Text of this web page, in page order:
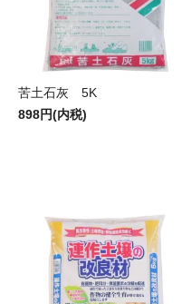
苦土石灰 5K
898円(内税)